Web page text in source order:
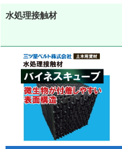
水処理接触材